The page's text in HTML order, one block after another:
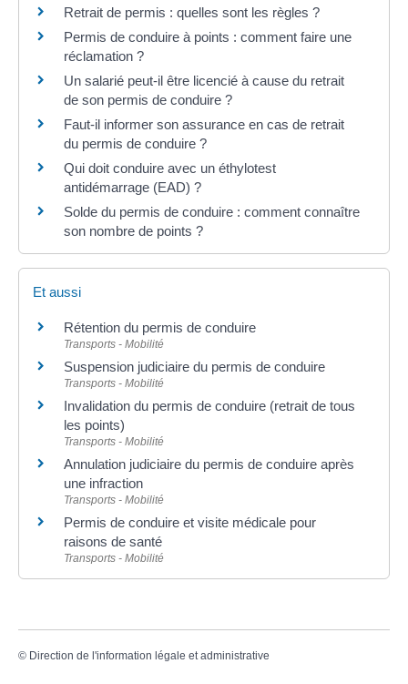
Retrait de permis : quelles sont les règles ?
Permis de conduire à points : comment faire une
réclamation ?
Un salarié peut-il être licencié à cause du retrait
de son permis de conduire ?
Faut-il informer son assurance en cas de retrait
du permis de conduire ?
Qui doit conduire avec un éthylotest
antidémarrage (EAD) ?
Solde du permis de conduire : comment connaître
son nombre de points ?
Et aussi
Rétention du permis de conduire
Transports - Mobilité
Suspension judiciaire du permis de conduire
Transports - Mobilité
Invalidation du permis de conduire (retrait de tous
les points)
Transports - Mobilité
Annulation judiciaire du permis de conduire après
une infraction
Transports - Mobilité
Permis de conduire et visite médicale pour
raisons de santé
Transports - Mobilité
© Direction de l'information légale et administrative